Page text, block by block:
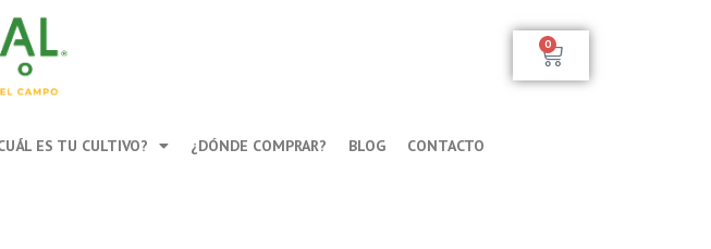
0 Carrito
ES TU CULTIVO? ¿DÓNDE COMPRAR? BLOG CONTACTO